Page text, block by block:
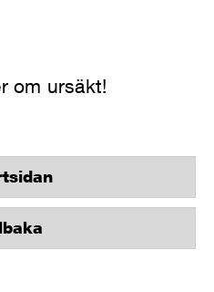
om ursäkt!